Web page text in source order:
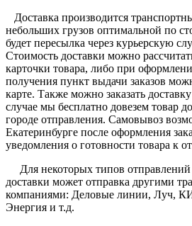
Доставка производится
небольших грузов оптимальной по
будет пересылка через курьерскую
Стоимость доставки можно
карточки товара, либо при
получения пункт выдачи заказов
карте. Также можно заказать
случае мы бесплатно довезем товар
городе отправления. Самовывоз
Екатеринбурге после оформления
уведомления о готовности товара к
Для некоторых типов
доставки может отправка другими
компаниями: Деловые линии, Луч,
Энергия и т.д.